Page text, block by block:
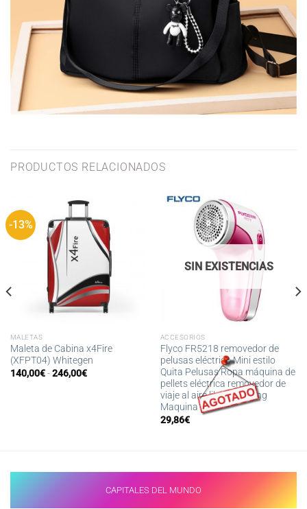
PRODUCTOS RELACIONADOS
-13%
MALETAS
Maleta de Cabina x4Fire
(XFPT04) Whitegen
140,00€ - 246,00€Rango
SIN EXISTENCIAS
ACCESORIOS
Flyco FR5218 removedor de
pelusas eléctrico Mini estilo
Quita Pelusas Ropa máquina de
pellets eléctrica removedor de
viaje al aire libre Camping
Maquina
29,86€
CAPITALES DEL MUNDO